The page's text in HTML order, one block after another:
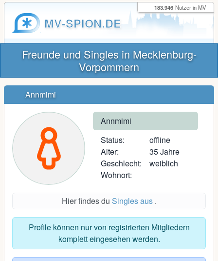
MV-SPION.DE
183.946 Nutzer in MV
Freunde und Singles in Mecklenburg-
Vorpommern
Annmimi
Annmimi
Status:
offline
Alter:
35 Jahre
Geschlecht:
weiblich
Wohnort:
Hier findes du Singles aus .
Profile können nur von registrierten Mitgliedern
komplett eingesehen werden.